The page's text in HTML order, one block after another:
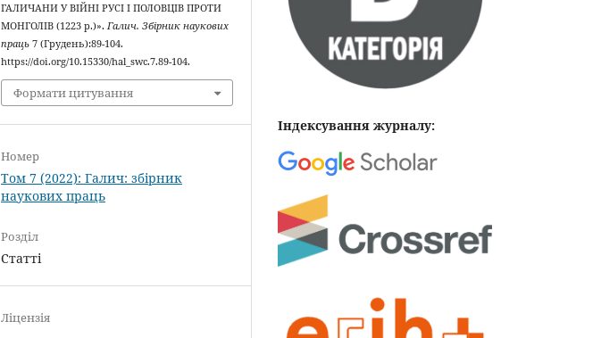
ГАЛИЧАНИ У ВІЙНІ РУСІ І ПОЛОВЦІВ ПРОТИ
МОНГОЛІВ (1223 р.)». Галич. Збірник наукових
праць 7 (Грудень):89-104.
https://doi.org/10.15330/hal_swc.7.89-104.
Формати цитування
Номер
Том 7 (2022): Галич: збірник
наукових праць
Розділ
Статті
Ліцензія
Індексування журналу: